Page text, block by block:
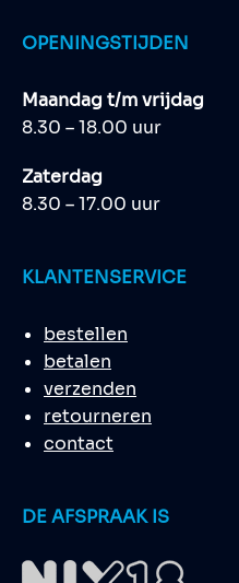
OPENINGSTIJDEN
Maandag t/m vrijdag
8.30 – 18.00 uur
Zaterdag
8.30 – 17.00 uur
KLANTENSERVICE
bestellen
betalen
verzenden
retourneren
contact
DE AFSPRAAK IS